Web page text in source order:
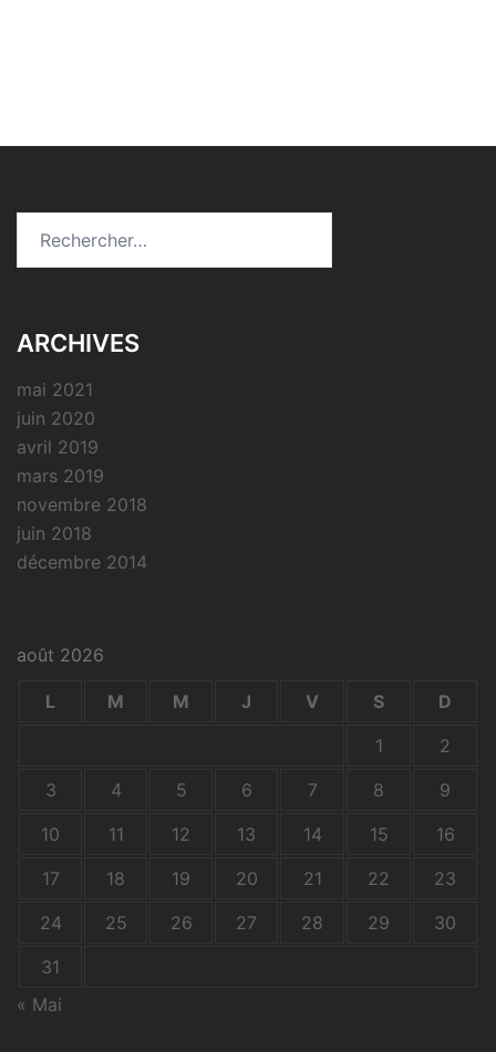
ARCHIVES
mai 2021
juin 2020
avril 2019
mars 2019
novembre 2018
juin 2018
décembre 2014
août 2026
L M M J V S
D
1
2
3
4 5 6 7 8
9
10
11 12 13 14 15
16
17
18 19 20 21 22
23
24
25 26 27 28 29
30
31
« Mai